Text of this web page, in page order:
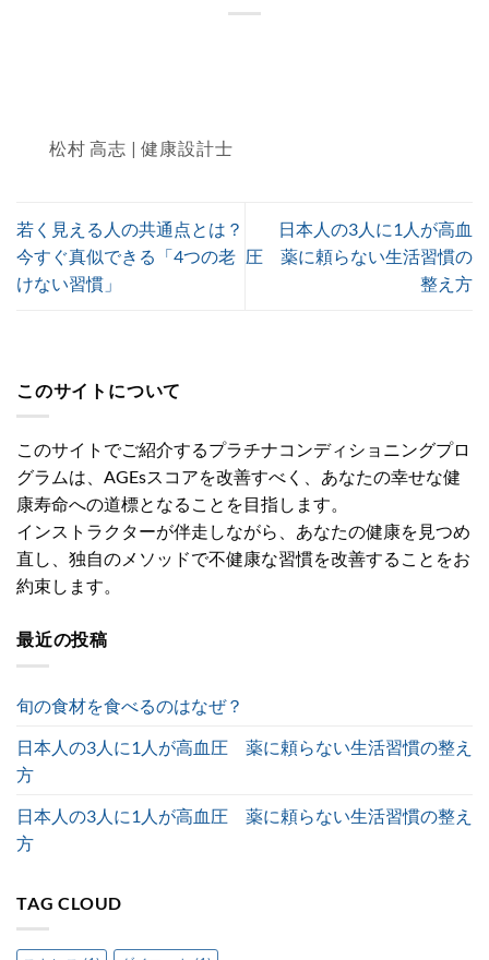
松村 高志 | 健康設計士
若く見える人の共通点とは？
今すぐ真似できる「4つの老
けない習慣」
日本人の3人に1人が高血
圧 薬に頼らない生活習慣の
整え方
このサイトについて
このサイトでご紹介するプラチナコンディショニングプロ
グラムは、AGEsスコアを改善すべく、あなたの幸せな健
康寿命への道標となることを目指します。
インストラクターが伴走しながら、あなたの健康を見つめ
直し、独自のメソッドで不健康な習慣を改善することをお
約束します。
最近の投稿
旬の食材を食べるのはなぜ？
日本人の3人に1人が高血圧 薬に頼らない生活習慣の整え
方
日本人の3人に1人が高血圧 薬に頼らない生活習慣の整え
方
TAG CLOUD